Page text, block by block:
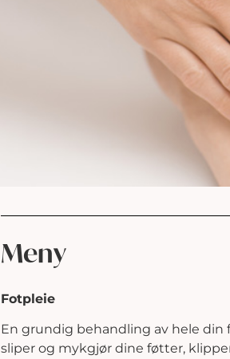
Meny
Fotpleie
En grundig behandling av hele din
sliper og mykgjør dine føtter,